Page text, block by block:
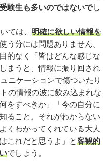
験生も多いのではないでし
ては、 明確に欲しい情報を
う分には問題ありません。
的なく「皆はどんな感じな
まうと、情報に振り回され
ニケーションで傷ついたり
の情報の波に飲み込まれな
をすべきか」「今の自分に
ること。それがわからない
くわかってくれている大人
これだと思うよ」と客観的
でしょう。